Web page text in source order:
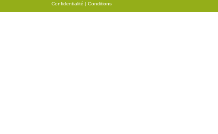
Confidentialité | Conditions